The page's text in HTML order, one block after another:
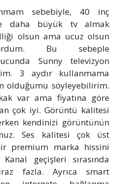
sebebiyle, 40 inç
daha büyük tv almak
olsun ama ucuz olsun
Bu sebeple
Sunny televizyon
3 aydır kullanmama
olduğumu söyleyebilirim.
var ama fiyatına göre
çok iyi. Görüntü kalitesi
kendinizi görüntünün
Ses kalitesi çok üst
premium marka hissini
geçişleri sırasında
fazla. Ayrıca smart